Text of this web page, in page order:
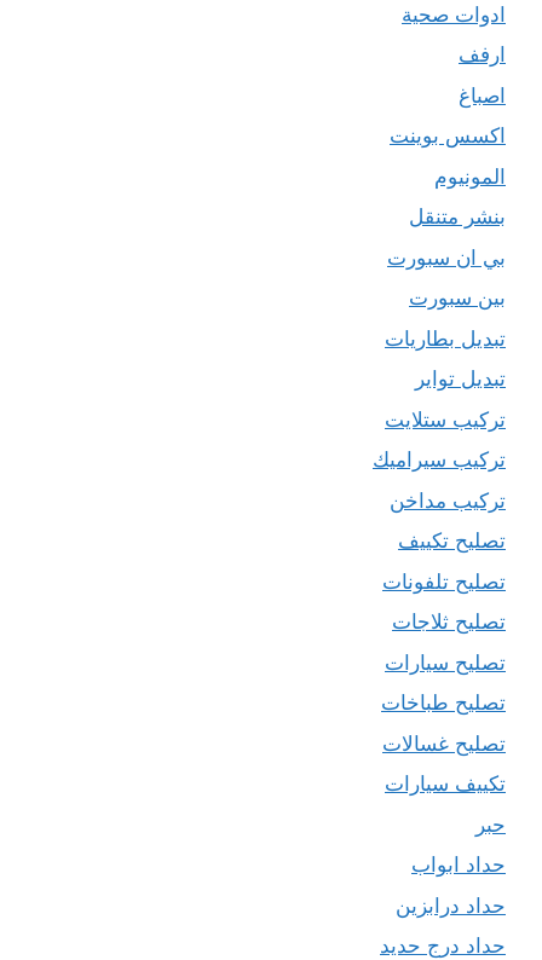
ادوات صحية
ارفف
اصباغ
اكسس بوينت
المونيوم
بنشر متنقل
بي ان سبورت
بين سبورت
تبديل بطاريات
تبديل تواير
تركيب ستلايت
تركيب سيراميك
تركيب مداخن
تصليح تكييف
تصليح تلفونات
تصليح ثلاجات
تصليح سيارات
تصليح طباخات
تصليح غسالات
تكييف سيارات
حبر
حداد ابواب
حداد درابزين
حداد درج حديد